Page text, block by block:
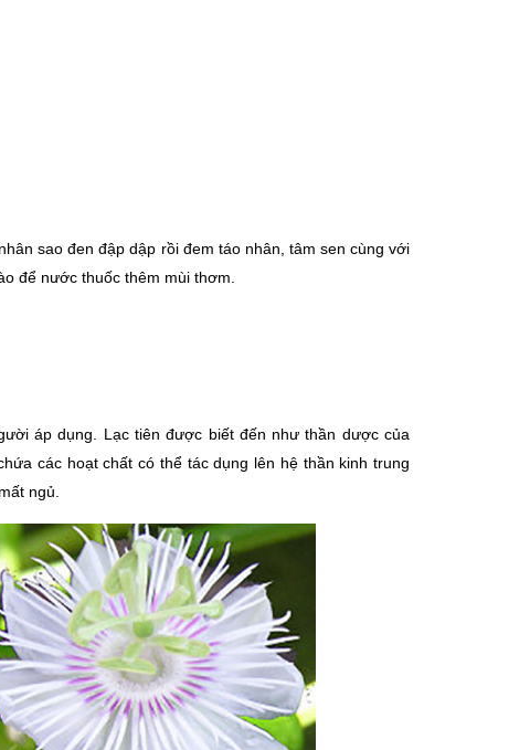
sao đen đập dập rồi đem táo nhân, tâm sen cùng với
để nước thuốc thêm mùi thơm.
áp dụng. Lạc tiên được biết đến như thần dược của
các hoạt chất có thể tác dụng lên hệ thần kinh trung
ngủ.